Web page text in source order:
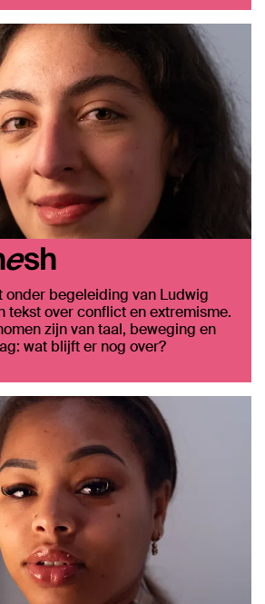
onder begeleiding van Ludwig
tekst over conflict en extremisme.
zijn van taal, beweging en
wat blijft er nog over?